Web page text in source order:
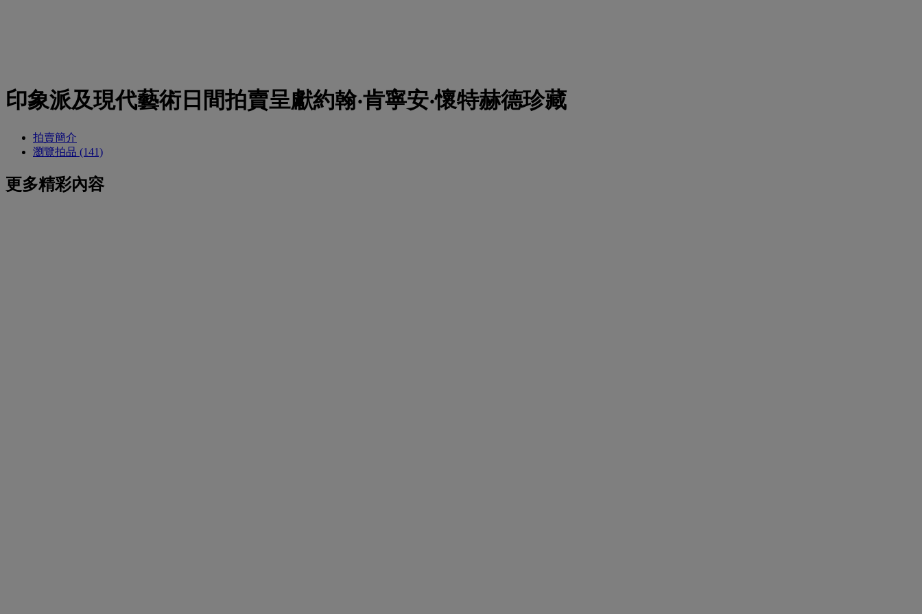
印象派及現代藝術日間拍賣呈獻約翰‧肯寧安‧懷特赫德珍藏
拍賣簡介
瀏覽拍品 (141)
更多精彩內容